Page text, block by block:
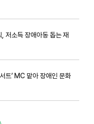
저소득 장애아동 돕는 재
트’ MC 맡아 장애인 문화